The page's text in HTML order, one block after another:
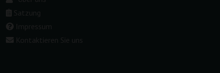
Satzung
Impressum
Kontaktieren Sie uns